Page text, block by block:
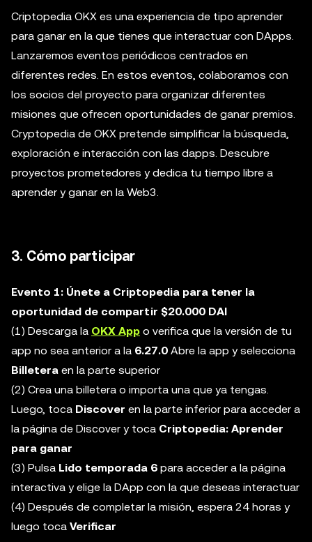
Criptopedia OKX es una experiencia de tipo aprender
para ganar en la que tienes que interactuar con DApps.
Lanzaremos eventos periódicos centrados en
diferentes redes. En estos eventos, colaboramos con
los socios del proyecto para organizar diferentes
misiones que ofrecen oportunidades de ganar premios.
Cryptopedia de OKX pretende simplificar la búsqueda,
exploración e interacción con las dapps. Descubre
proyectos prometedores y dedica tu tiempo libre a
aprender y ganar en la Web3.
3. Cómo participar
Evento 1: Únete a Criptopedia para tener la
oportunidad de compartir $20.000 DAI
(1) Descarga la OKX App o verifica que la versión de tu
app no sea anterior a la 6.27.0 Abre la app y selecciona
Billetera en la parte superior
(2) Crea una billetera o importa una que ya tengas.
Luego, toca Discover en la parte inferior para acceder a
la página de Discover y toca Criptopedia: Aprender
para ganar
(3) Pulsa Lido temporada 6 para acceder a la página
interactiva y elige la DApp con la que deseas interactuar
(4) Después de completar la misión, espera 24 horas y
luego toca Verificar